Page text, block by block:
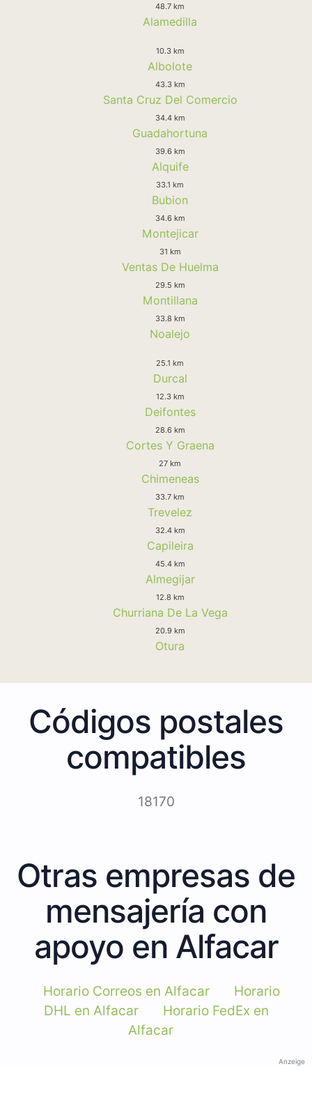
48.7 km
Alamedilla
10.3 km
Albolote
43.3 km
Santa Cruz Del Comercio
34.4 km
Guadahortuna
39.6 km
Alquife
33.1 km
Bubion
34.6 km
Montejicar
31 km
Ventas De Huelma
29.5 km
Montillana
33.8 km
Noalejo
25.1 km
Durcal
12.3 km
Deifontes
28.6 km
Cortes Y Graena
27 km
Chimeneas
33.7 km
Trevelez
32.4 km
Capileira
45.4 km
Almegijar
12.8 km
Churriana De La Vega
20.9 km
Otura
Códigos postales
compatibles
18170
Otras empresas de
mensajería con
apoyo en Alfacar
Horario Correos en Alfacar
Horario
DHL en Alfacar
Horario FedEx en
Alfacar
Anzeige